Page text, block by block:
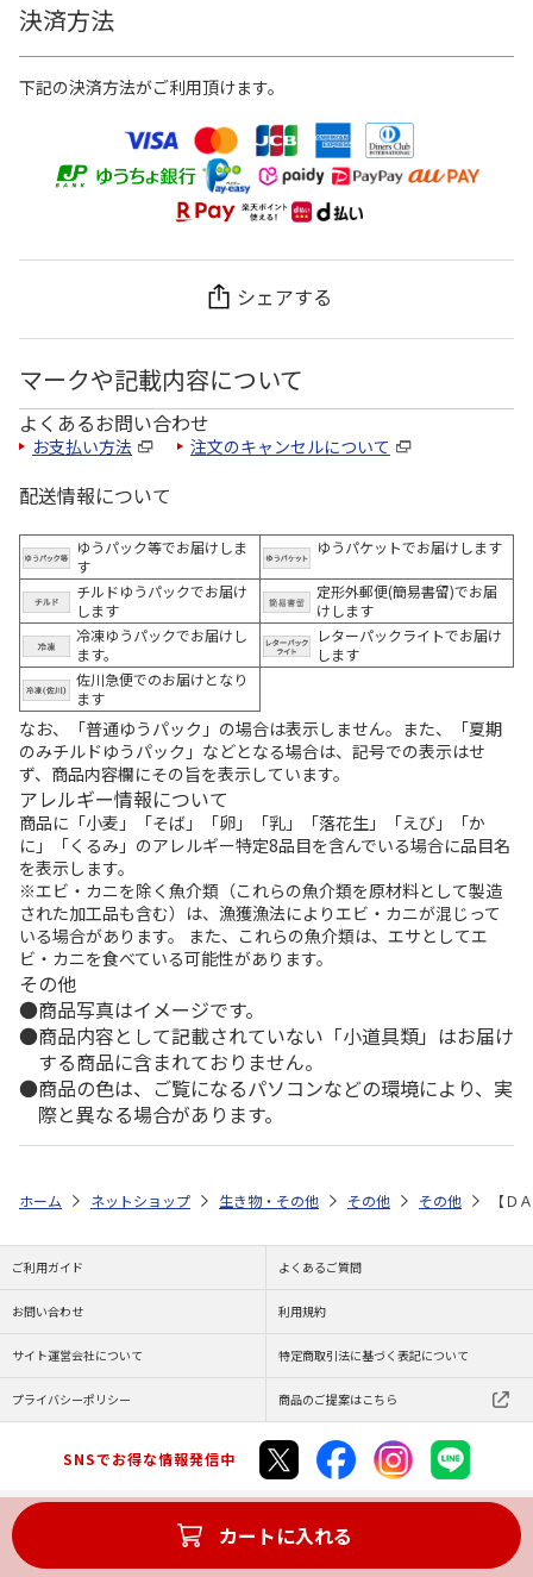
決済方法
下記の決済方法がご利用頂けます。
シェアする
マークや記載内容について
よくあるお問い合わせ
お支払い方法 注文のキャンセルについて
配送情報について
ゆうパック等でお届けしま
す
ゆうパケットでお届けします
チルドゆうパックでお届け
します
定形外郵便(簡易書留)でお届
けします
冷凍ゆうパックでお届けし
ます。
レターパックライトでお届け
します
佐川急便でのお届けとなり
ます
なお、「普通ゆうパック」の場合は表示しません。また、「夏期
のみチルドゆうパック」などとなる場合は、記号での表示はせ
ず、商品内容欄にその旨を表示しています。
アレルギー情報について
商品に「小麦」「そば」「卵」「乳」「落花生」「えび」「か
に」「くるみ」のアレルギー特定8品目を含んでいる場合に品目名
を表示します。
※エビ・カニを除く魚介類（これらの魚介類を原材料として製造
された加工品も含む）は、漁獲漁法によりエビ・カニが混じって
いる場合があります。 また、これらの魚介類は、エサとしてエ
ビ・カニを食べている可能性があります。
その他
商品写真はイメージです。
商品内容として記載されていない「小道具類」はお届け
する商品に含まれておりません。
商品の色は、ご覧になるパソコンなどの環境により、実
際と異なる場合があります。
カートに入れる
ホーム ネットショップ 生き物・その他 その他 その他 【Ｄ
ご利用ガイド よくあるご質問
お問い合わせ 利用規約
サイト運営会社について 特定商取引法に基づく表記について
プライバシーポリシー 商品のご提案はこちら
SNSでお得な情報発信中